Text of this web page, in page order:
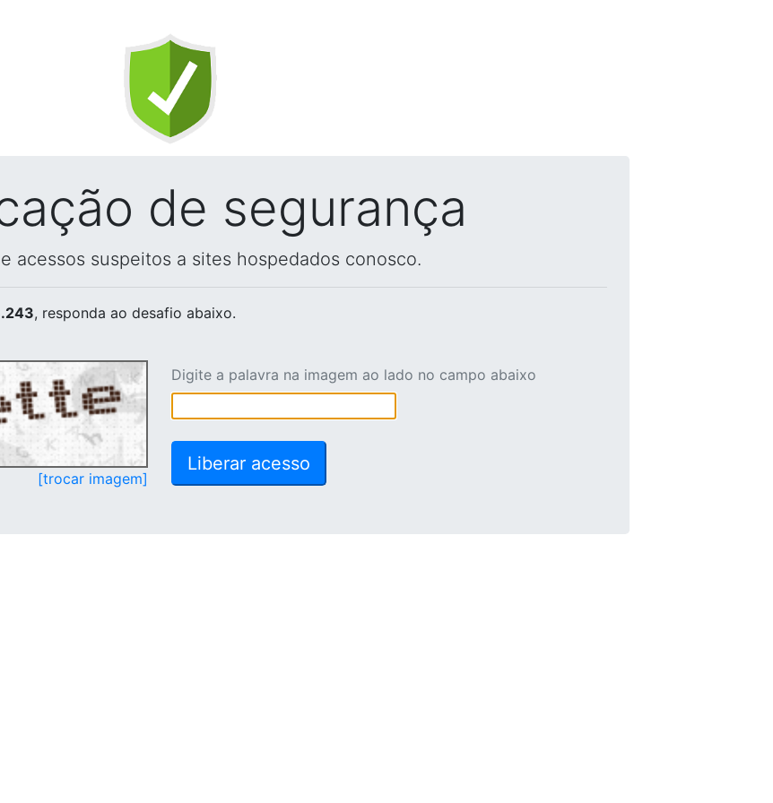
de segurança
acessos suspeitos a sites hospedados conosco.
, responda ao desafio abaixo.
[trocar imagem]
Digite a palavra na imagem ao lado no campo abaixo